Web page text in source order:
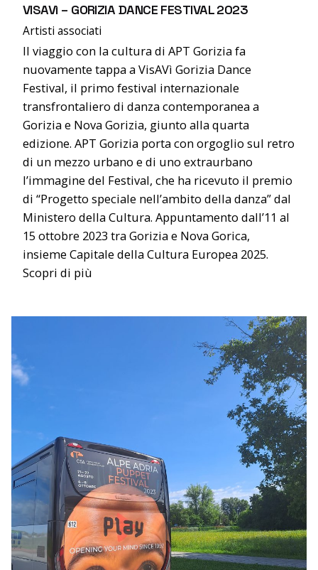
VISAVì – GORIZIA DANCE FESTIVAL 2023
Artisti associati
Il viaggio con la cultura di APT Gorizia fa
nuovamente tappa a VisAVì Gorizia Dance
Festival, il primo festival internazionale
transfrontaliero di danza contemporanea a
Gorizia e Nova Gorizia, giunto alla quarta
edizione. APT Gorizia porta con orgoglio sul retro
di un mezzo urbano e di uno extraurbano
l’immagine del Festival, che ha ricevuto il premio
di “Progetto speciale nell’ambito della danza” dal
Ministero della Cultura. Appuntamento dall’11 al
15 ottobre 2023 tra Gorizia e Nova Gorica,
insieme Capitale della Cultura Europea 2025.
Scopri di più